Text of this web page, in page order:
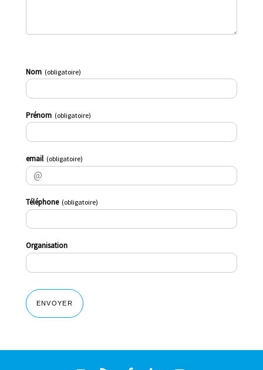
Nom (obligatoire)
Prénom (obligatoire)
email (obligatoire)
Téléphone (obligatoire)
Organisation
ENVOYER